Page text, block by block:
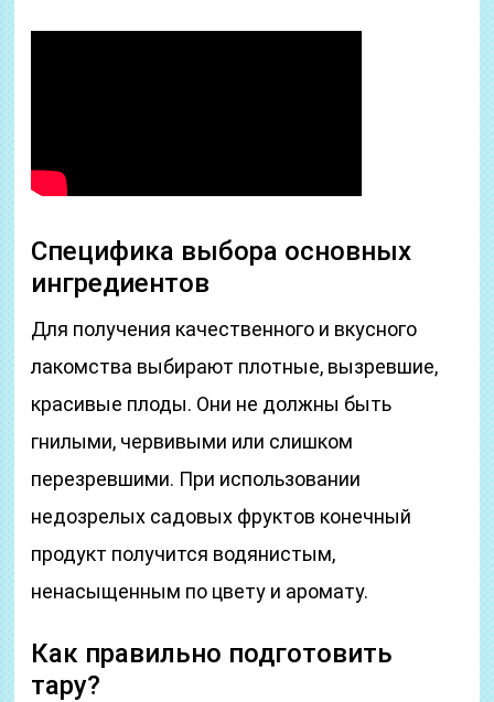
Специфика выбора основных
ингредиентов
Для получения качественного и вкусного
лакомства выбирают плотные, вызревшие,
красивые плоды. Они не должны быть
гнилыми, червивыми или слишком
перезревшими. При использовании
недозрелых садовых фруктов конечный
продукт получится водянистым,
ненасыщенным по цвету и аромату.
Как правильно подготовить
тару?